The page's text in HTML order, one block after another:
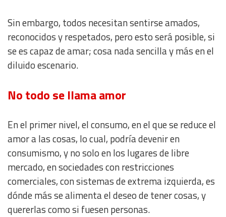
Sin embargo, todos necesitan sentirse amados,
reconocidos y respetados, pero esto será posible, si
se es capaz de amar; cosa nada sencilla y más en el
diluido escenario.
No todo se llama amor
En el primer nivel, el consumo, en el que se reduce el
amor a las cosas, lo cual, podría devenir en
consumismo, y no solo en los lugares de libre
mercado, en sociedades con restricciones
comerciales, con sistemas de extrema izquierda, es
dónde más se alimenta el deseo de tener cosas, y
quererlas como si fuesen personas.